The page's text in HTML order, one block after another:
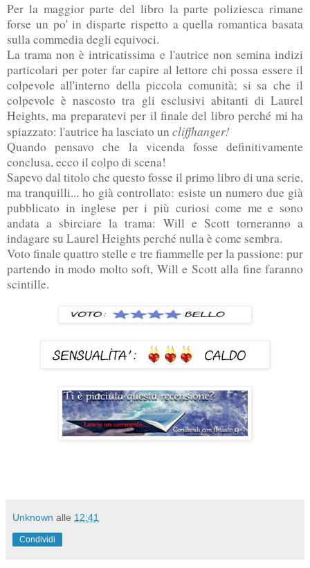
Per la maggior parte del libro la parte poliziesca rimane
forse un po' in disparte rispetto a quella romantica basata
sulla commedia degli equivoci.
La trama non è intricatissima e l'autrice non semina indizi
particolari per poter far capire al lettore chi possa essere il
colpevole all'interno della piccola comunità; si sa che il
colpevole è nascosto tra gli esclusivi abitanti di Laurel
Heights, ma preparatevi per il finale del libro perché mi ha
spiazzato: l'autrice ha lasciato un cliffhanger!
Quando pensavo che la vicenda fosse definitivamente
conclusa, ecco il colpo di scena!
Sapevo dal titolo che questo fosse il primo libro di una serie,
ma tranquilli... ho già controllato: esiste un numero due già
pubblicato in inglese per i più curiosi come me e sono
andata a sbirciare la trama: Will e Scott torneranno a
indagare su Laurel Heights perché nulla è come sembra.
Voto finale quattro stelle e tre fiammelle per la passione: pur
partendo in modo molto soft, Will e Scott alla fine faranno
scintille.
Unknown alle 12:41
Condividi